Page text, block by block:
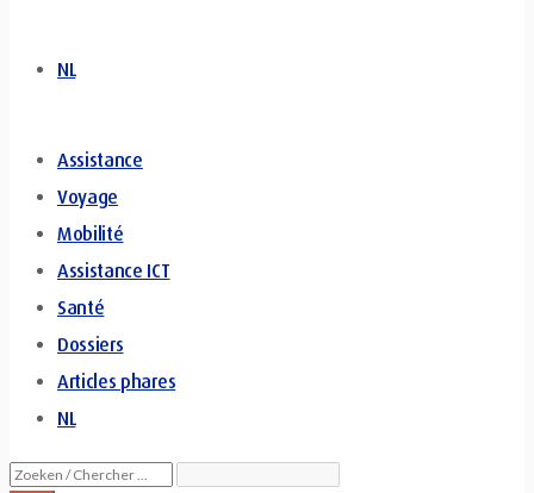
NL
Assistance
Voyage
Mobilité
Assistance ICT
Santé
Dossiers
Articles phares
NL